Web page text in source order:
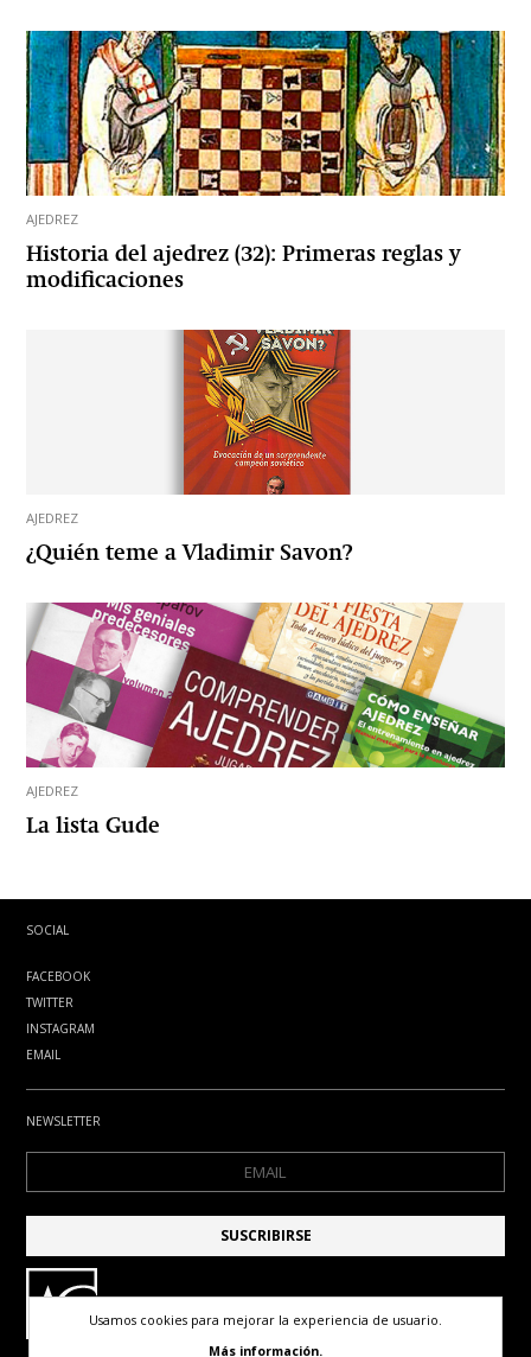
AJEDREZ
Historia del ajedrez (32): Primeras reglas y
modificaciones
AJEDREZ
¿Quién teme a Vladimir Savon?
AJEDREZ
La lista Gude
SOCIAL
FACEBOOK
TWITTER
INSTAGRAM
EMAIL
NEWSLETTER
Usamos cookies para mejorar la experiencia de usuario.
Más información.